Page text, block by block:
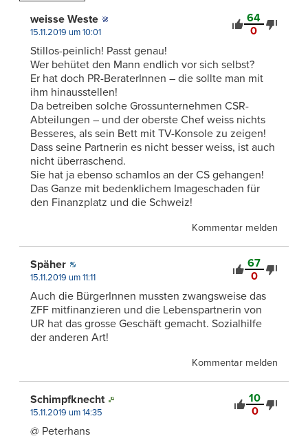
64
0
weisse Weste
15.11.2019 um 10:01
Stillos-peinlich! Passt genau!
Wer behütet den Mann endlich vor sich selbst?
Er hat doch PR-BeraterInnen – die sollte man mit
ihm hinausstellen!
Da betreiben solche Grossunternehmen CSR-
Abteilungen – und der oberste Chef weiss nichts
Besseres, als sein Bett mit TV-Konsole zu zeigen!
Dass seine Partnerin es nicht besser weiss, ist auch
nicht überraschend.
Sie hat ja ebenso schamlos an der CS gehangen!
Das Ganze mit bedenklichem Imageschaden für
den Finanzplatz und die Schweiz!
Kommentar melden
67
0
Späher
15.11.2019 um 11:11
Auch die BürgerInnen mussten zwangsweise das
ZFF mitfinanzieren und die Lebenspartnerin von
UR hat das grosse Geschäft gemacht. Sozialhilfe
der anderen Art!
Kommentar melden
10
0
Schimpfknecht
15.11.2019 um 14:35
@ Peterhans